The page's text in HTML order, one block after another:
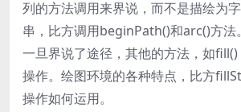
列的方法调用来界说，而不是描绘为
串，比方调用beginPath()和arc()方法。
一旦界说了途径，其他的方法，如
操作。绘图环境的各种特点，比方
操作如何运用。